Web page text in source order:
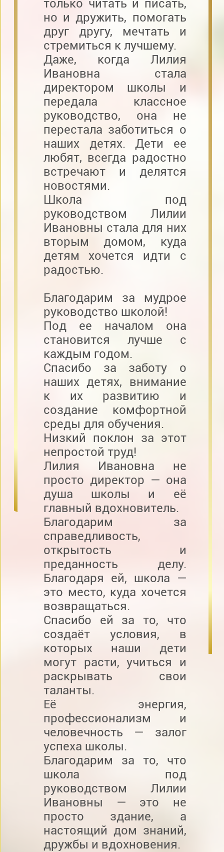
только читать и писать,
но и дружить, помогать
друг другу, мечтать и
стремиться к лучшему.
Даже, когда Лилия
Ивановна стала
директором школы и
передала классное
руководство, она не
перестала заботиться о
наших детях. Дети ее
любят, всегда радостно
встречают и делятся
новостями.
Школа под
руководством Лилии
Ивановны стала для них
вторым домом, куда
детям хочется идти с
радостью.
Благодарим за мудрое
руководство школой!
Под ее началом она
становится лучше с
каждым годом.
Спасибо за заботу о
наших детях, внимание
к их развитию и
создание комфортной
среды для обучения.
Низкий поклон за этот
непростой труд!
Лилия Ивановна не
просто директор — она
душа школы и её
главный вдохновитель.
Благодарим за
справедливость,
открытость и
преданность делу.
Благодаря ей, школа —
это место, куда хочется
возвращаться.
Спасибо ей за то, что
создаёт условия, в
которых наши дети
могут расти, учиться и
раскрывать свои
таланты.
Её энергия,
профессионализм и
человечность — залог
успеха школы.
Благодарим за то, что
школа под
руководством Лилии
Ивановны — это не
просто здание, а
настоящий дом знаний,
дружбы и вдохновения.